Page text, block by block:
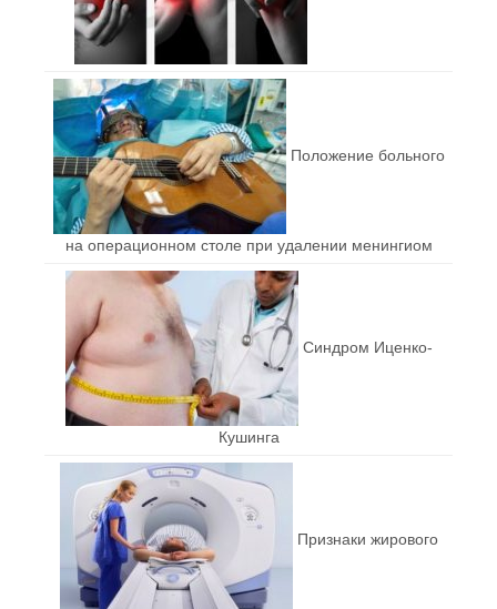
Положение больного
на операционном столе при удалении менингиом
Синдром Иценко-
Кушинга
Признаки жирового